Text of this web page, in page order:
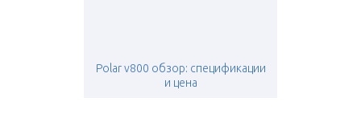
Polar v800 обзор: спецификации
и цена